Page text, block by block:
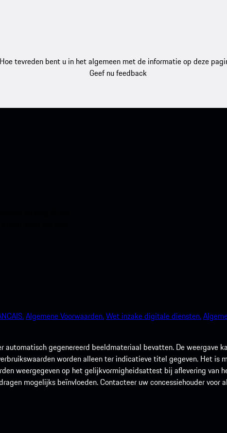
Hoe tevreden bent u in het algemeen met de informatie op deze
Geef nu feedback
Algemene Voorwaarden.Wet inzake digitale diensten.
automatisch gegenereerd beeldmateriaal bevatten. De
worden alleen ter indicatieve titel gegeven. Het is
weergegeven op het gelijkvormigheidsattest bij aflevering van
mogelijks beïnvloeden. Contacteer uw concessiehouder